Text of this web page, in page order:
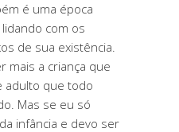
é uma época
com os
de sua existência.
mais a criança que
adulto que todo
Mas se eu só
infância e devo ser